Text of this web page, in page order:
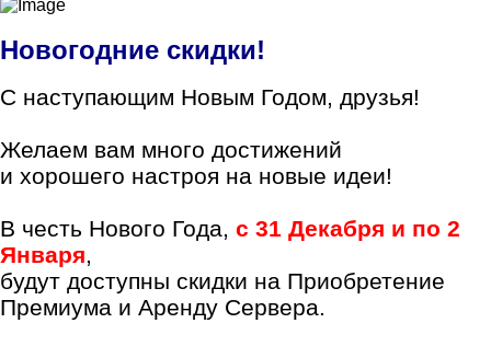
Новогодние скидки!
С наступающим Новым Годом, друзья!
Желаем вам много достижений
и хорошего настроя на новые идеи!
В честь Нового Года, с 31 Декабря и по 2
Января,
будут доступны скидки на Приобретение
Премиума и Аренду Сервера.